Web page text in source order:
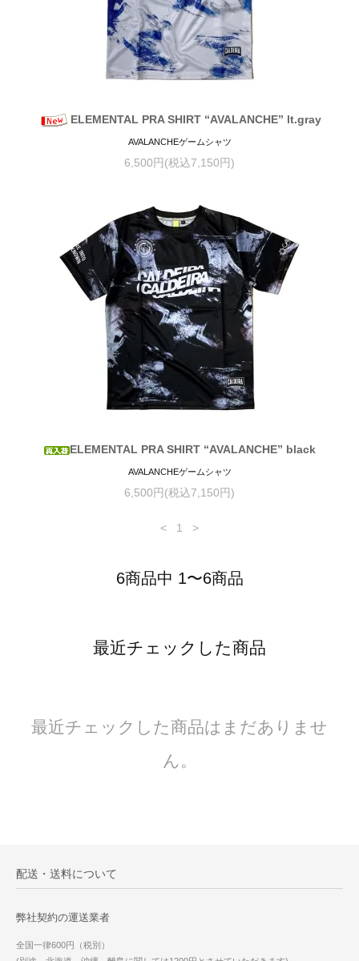
ELEMENTAL PRA SHIRT “AVALANCHE” lt.gray
AVALANCHEゲームシャツ
6,500円(税込7,150円)
ELEMENTAL PRA SHIRT “AVALANCHE” black
AVALANCHEゲームシャツ
6,500円(税込7,150円)
< 1 >
6商品中 1〜6商品
最近チェックした商品
最近チェックした商品はまだありませ
ん。
配送・送料について
弊社契約の運送業者
全国一律600円（税別）